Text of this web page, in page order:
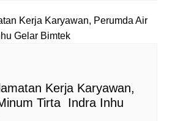
Kerja Karyawan,
Tirta Indra Inhu